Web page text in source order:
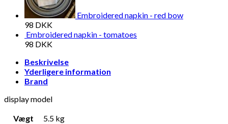
Embroidered napkin - red bow
98 DKK
Embroidered napkin - tomatoes
98 DKK
Beskrivelse
Yderligere information
Brand
display model
Vægt
5.5 kg